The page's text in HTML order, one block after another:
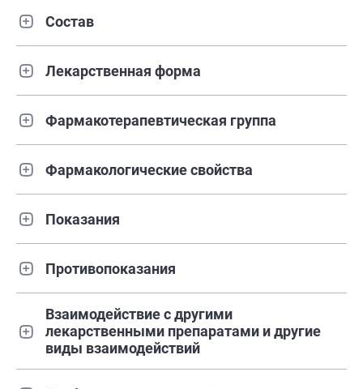
Состав
Лекарственная форма
Фармакотерапевтическая группа
Фармакологические свойства
Показания
Противопоказания
Взаимодействие с другими
лекарственными препаратами и другие
виды взаимодействий